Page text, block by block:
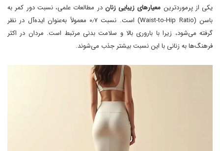
یکی از پرموردترین معیارهای زیبایی زنان در مطالعات علمی، نسبت دور کمر به
باسن (Waist-to-Hip Ratio) است. نسبت ۰٫۷ معمولاً به‌عنوان ایده‌آل در نظر
گرفته می‌شود، زیرا با باروری بالا و سلامت بدنی مرتبط است. مردان در اکثر
فرهنگ‌ها به زنانی با این نسبت بیشتر جذب می‌شوند.